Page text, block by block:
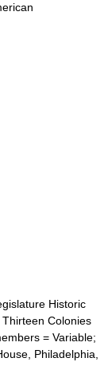
Historic
Colonies
= Variable;
Philadelphia,